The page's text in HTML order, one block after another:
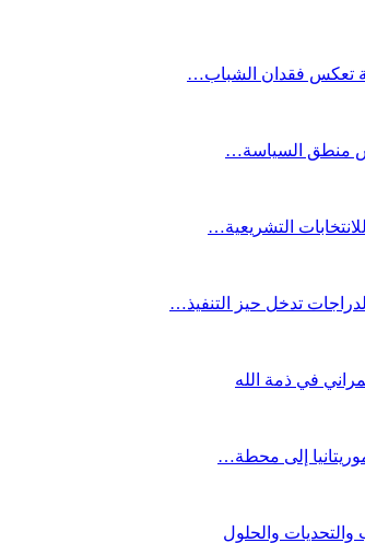
تعكس فقدان الشباب…
منطق السياسة…
التشريعية…
تدخل حيز التنفيذ…
في ذمة الله
إلى محطة…
والتحديات والحلول